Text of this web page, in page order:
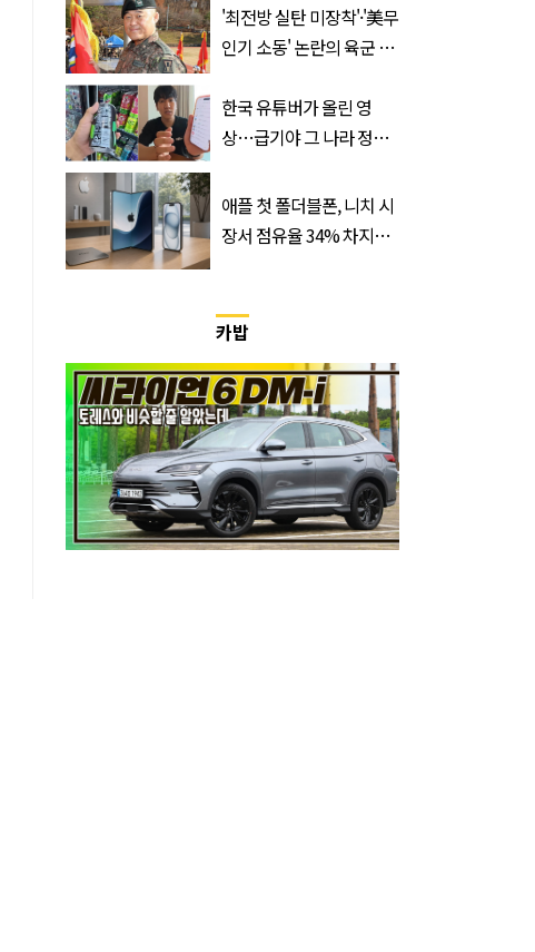
'최전방 실탄 미장착'·'美무
인기 소동' 논란의 육군 1
한국 유튜버가 올린 영
상…급기야 그 나라 정부
애플 첫 폴더블폰, 니치 시
장서 점유율 34% 차지할
카밥